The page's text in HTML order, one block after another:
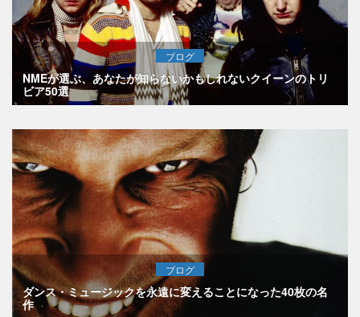
ブログ
NMEが選ぶ、あなたが知らないかもしれないクイーンのトリ
ビア50選
ブログ
ダンス・ミュージックを永遠に変えることになった40枚の名
作